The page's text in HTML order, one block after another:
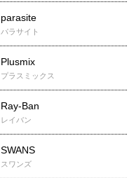
parasite
パラサイト
Plusmix
プラスミックス
Ray-Ban
レイバン
SWANS
スワンズ